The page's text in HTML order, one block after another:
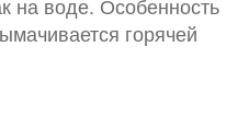
на воде. Особенность
горячей